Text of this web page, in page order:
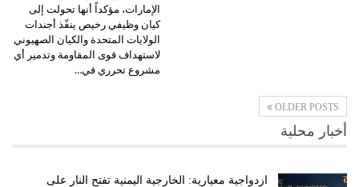
الإمارات، مؤكداً أنها تحولت إلى
كيان وظيفي رخيص ينفّذ أجندات
الولايات المتحدة والكيان الصهيوني
لاستهداف قوى المقاومة وتدمير أي
مشروع تحرري في…
OLDER POSTS
أخبار محلية
ازدواجية معيارية: الخارجية اليمنية تفتح النار على